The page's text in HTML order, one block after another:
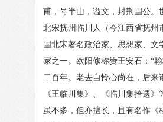
甫，号半山，谥文，封荆国公。
北宋抚州临川人（今江西省抚州
国北宋著名政治家、思想家、
家之一。欧阳修称赞王安石：“
二百年。老去自怜心尚在，后来
《王临川集》、《临川集拾遗
虽不多，但亦擅长，且有名作《